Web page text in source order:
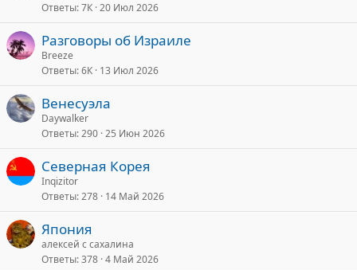
Ответы 7К 20 Июл 2026
Разговоры об Израиле
Breeze
Ответы 6К 13 Июл 2026
Венесуэла
Daywalker
Ответы 290 25 Июн 2026
Северная Корея
Inqizitor
Ответы 278 14 Май 2026
Япония
алексей с сахалина
Ответы 378 4 Май 2026